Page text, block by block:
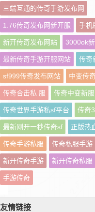
三端互通的传奇手游发布网
1.76传奇发布网新开服 手机
新开传奇发布网站 3000ok
最新传奇手游开服网站 传奇
sf999传奇发布网站 中变传
传奇合击私 服 传奇中变新服
传奇世界手游私sf平台 传奇
最新刚开一秒传奇sf 正版热
传奇手游私服 传奇私服手游
新开传奇手游 新开传奇私服
手游传奇
友情链接